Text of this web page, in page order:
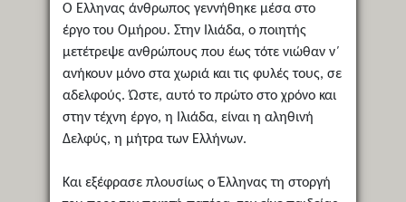
Ο Έλληνας άνθρωπος γεννήθηκε μέσα στο
έργο του Ομήρου. Στην Ιλιάδα, ο ποιητής
μετέτρεψε ανθρώπους που έως τότε νιώθαν ν΄
ανήκουν μόνο στα χωριά και τις φυλές τους, σε
αδελφούς. Ώστε, αυτό το πρώτο στο χρόνο και
στην τέχνη έργο, η Ιλιάδα, είναι η αληθινή
Δελφύς, η μήτρα των Ελλήνων.
Και εξέφρασε πλουσίως ο Έλληνας τη στοργή